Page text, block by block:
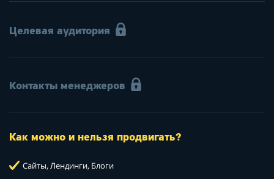
Целевая аудитория
Контакты менеджеров
Как можно и нельзя продвигать?
Сайты, Лендинги, Блоги